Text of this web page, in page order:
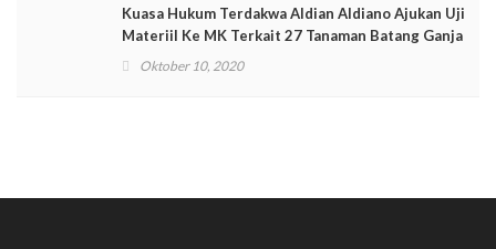
Kuasa Hukum Terdakwa Aldian Aldiano Ajukan Uji
Materiil Ke MK Terkait 27 Tanaman Batang Ganja
Oktober 10, 2020